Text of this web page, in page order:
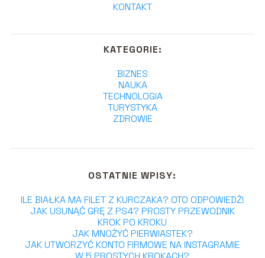
KONTAKT
KATEGORIE:
BIZNES
NAUKA
TECHNOLOGIA
TURYSTYKA
ZDROWIE
OSTATNIE WPISY:
ILE BIAŁKA MA FILET Z KURCZAKA? OTO ODPOWIEDŹ!
JAK USUNĄĆ GRĘ Z PS4? PROSTY PRZEWODNIK
KROK PO KROKU
JAK MNOŻYĆ PIERWIASTEK?
JAK UTWORZYĆ KONTO FIRMOWE NA INSTAGRAMIE